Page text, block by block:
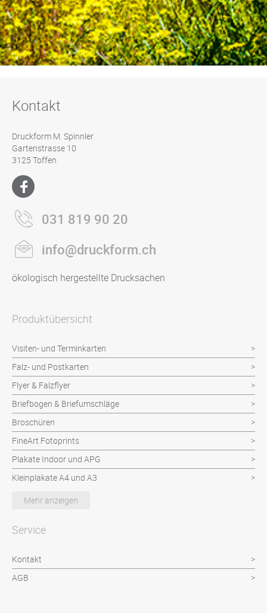
Kontakt
Druckform M. Spinnler
Gartenstrasse 10
3125 Toffen
031 819 90 20
info@druckform.ch
ökologisch hergestellte Drucksachen
Produktübersicht
Visiten- und Terminkarten
Falz- und Postkarten
Flyer & Falzflyer
Briefbogen & Briefumschläge
Broschüren
FineArt Fotoprints
Plakate Indoor und APG
Kleinplakate A4 und A3
Musterkollektionen
Mehr anzeigen
Service
Kontakt
AGB